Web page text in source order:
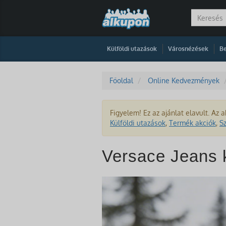
Külföldi utazások Városnézések
Főoldal Online Kedvezmények
Figyelem! Ez az ajánlat elavult.
Külföldi utazások, Termék akciók,
Versace Jeans